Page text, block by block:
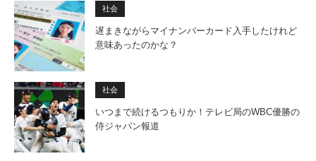
社会
遅まきながらマイナンバーカード入手したけれど
意味あったのかな？
社会
いつまで続けるつもりか！テレビ局のWBC優勝の
侍ジャパン報道